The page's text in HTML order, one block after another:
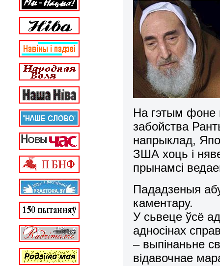
На гэтым фоне
забойства
напрыклад,
ЗША хоць і
прынамсі
Пададзеныя
каментару.
У сьвеце ўсё
адносінах
– выпінаньне
відавочнае